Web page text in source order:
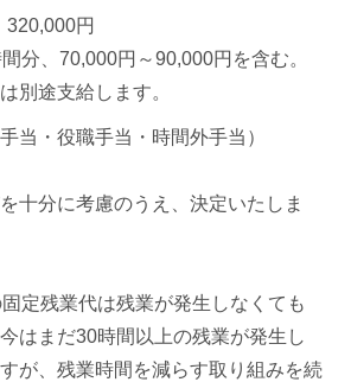
320,000円
分、70,000円～90,000円を含む。
別途支給します。
当・役職手当・時間外手当）
十分に考慮のうえ、決定いたしま
定残業代は残業が発生しなくても
はまだ30時間以上の残業が発生し
が、残業時間を減らす取り組みを続